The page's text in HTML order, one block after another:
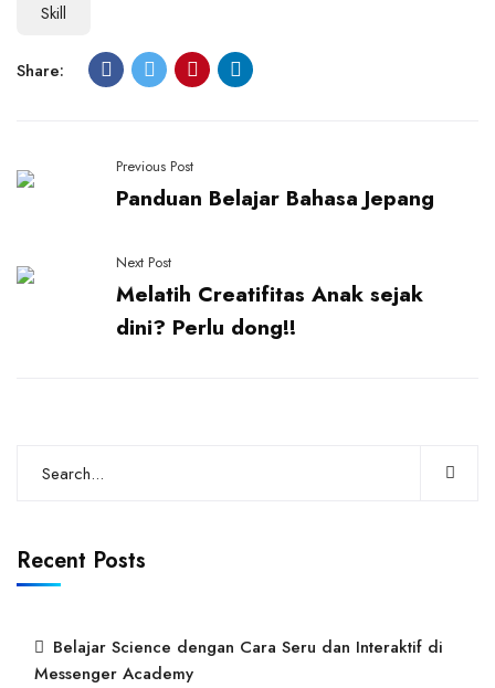
Skill
Share:
Previous Post
Panduan Belajar Bahasa Jepang
Next Post
Melatih Creatifitas Anak sejak
dini? Perlu dong!!
Recent Posts
Belajar Science dengan Cara Seru dan Interaktif di
Messenger Academy